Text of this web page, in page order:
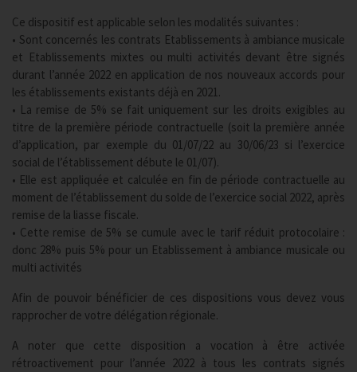
Ce dispositif est applicable selon les modalités suivantes :
• Sont concernés les contrats Etablissements à ambiance musicale
et Etablissements mixtes ou multi activités devant être signés
durant l’année 2022 en application de nos nouveaux accords pour
les établissements existants déjà en 2021.
• La remise de 5% se fait uniquement sur les droits exigibles au
titre de la première période contractuelle (soit la première année
d’application, par exemple du 01/07/22 au 30/06/23 si l’exercice
social de l’établissement débute le 01/07).
• Elle est appliquée et calculée en fin de période contractuelle au
moment de l’établissement du solde de l’exercice social 2022, après
remise de la liasse fiscale.
• Cette remise de 5% se cumule avec le tarif réduit protocolaire :
donc 28% puis 5% pour un Etablissement à ambiance musicale ou
multi activités
Afin de pouvoir bénéficier de ces dispositions vous devez vous
rapprocher de votre délégation régionale.
A noter que cette disposition a vocation à être activée
rétroactivement pour l’année 2022 à tous les contrats signés